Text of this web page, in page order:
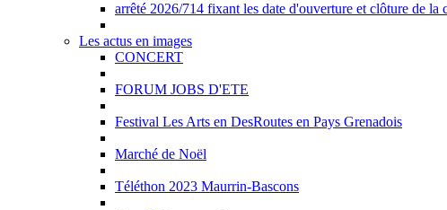
arrêté 2026/714 fixant les date d'ouverture et clôture de la
Les actus en images
CONCERT
FORUM JOBS D'ETE
Festival Les Arts en DesRoutes en Pays Grenadois
Marché de Noël
Téléthon 2023 Maurrin-Bascons